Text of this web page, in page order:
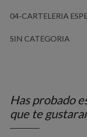
04-CARTELERIA
SIN CATEGORIA
Has probado
que te